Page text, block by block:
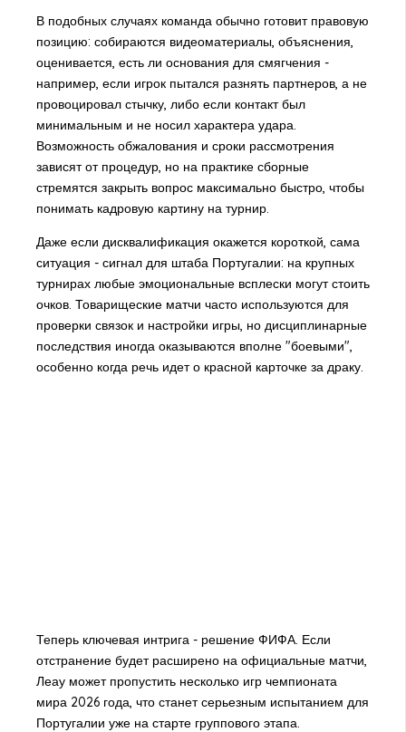
В подобных случаях команда обычно готовит правовую
позицию: собираются видеоматериалы, объяснения,
оценивается, есть ли основания для смягчения -
например, если игрок пытался разнять партнеров, а не
провоцировал стычку, либо если контакт был
минимальным и не носил характера удара.
Возможность обжалования и сроки рассмотрения
зависят от процедур, но на практике сборные
стремятся закрыть вопрос максимально быстро, чтобы
понимать кадровую картину на турнир.
Даже если дисквалификация окажется короткой, сама
ситуация - сигнал для штаба Португалии: на крупных
турнирах любые эмоциональные всплески могут стоить
очков. Товарищеские матчи часто используются для
проверки связок и настройки игры, но дисциплинарные
последствия иногда оказываются вполне "боевыми",
особенно когда речь идет о красной карточке за драку.
Теперь ключевая интрига - решение ФИФА. Если
отстранение будет расширено на официальные матчи,
Леау может пропустить несколько игр чемпионата
мира 2026 года, что станет серьезным испытанием для
Португалии уже на старте группового этапа.